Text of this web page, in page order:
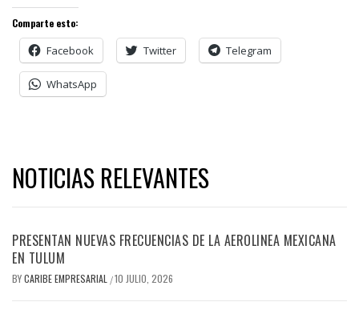
Comparte esto:
Facebook Twitter Telegram
WhatsApp
NOTICIAS RELEVANTES
PRESENTAN NUEVAS FRECUENCIAS DE LA AEROLINEA MEXICANA
EN TULUM
BYCARIBE EMPRESARIAL /10 JULIO, 2026